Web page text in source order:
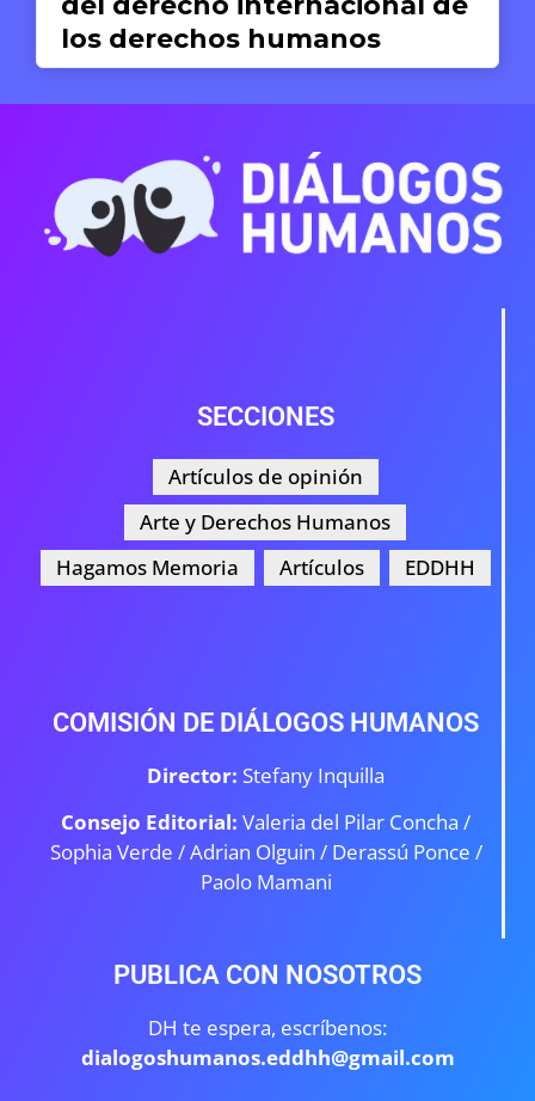
Silvana Dextre
17 DE JUNIO DE 2026
SECCIONES
Artículos de opinión
Arte y Derechos Humanos
Hagamos Memoria
Artículos EDDHH
COMISIÓN DE DIÁLOGOS HUMANOS
Director: Stefany Inquilla
Consejo Editorial: Valeria del Pilar Concha /
Sophia Verde /Adrian Olguin / Derassú Ponce /
Paolo Mamani
PUBLICA CON NOSOTROS
DH te espera, escríbenos:
dialogoshumanos.eddhh@gmail.com